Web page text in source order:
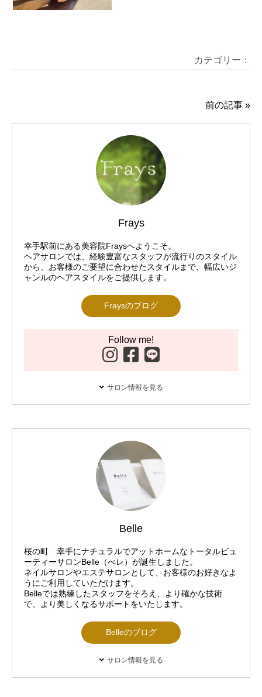
カテゴリー：
前の記事 »
Frays
幸手駅前にある美容院Fraysへようこそ。
ヘアサロンでは、経験豊富なスタッフが流行りのスタイル
から、お客様のご要望に合わせたスタイルまで、幅広いジ
ャンルのヘアスタイルをご提供します。
Fraysのブログ
Follow me!
サロン情報を見る
Belle
桜の町 幸手にナチュラルでアットホームなトータルビュ
ーティーサロンBelle（べレ）が誕生しました。
ネイルサロンやエステサロンとして、お客様のお好きなよ
うにご利用していただけます。
Belleでは熟練したスタッフをそろえ、より確かな技術
で、より美しくなるサポートをいたします。
Belleのブログ
サロン情報を見る